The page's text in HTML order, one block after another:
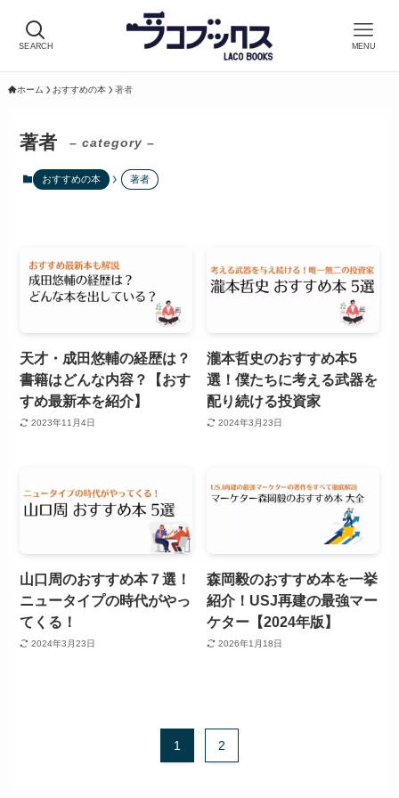
SEARCH MENU
ホーム おすすめの本 著者
著者 – category –
おすすめの本 著者
天才・成田悠輔の経歴は？
書籍はどんな内容？【おす
すめ最新本を紹介】
2023年11月4日
瀧本哲史のおすすめ本5
選！僕たちに考える武器を
配り続ける投資家
2024年3月23日
山口周のおすすめ本７選！
ニュータイプの時代がやっ
てくる！
2024年3月23日
森岡毅のおすすめ本を一挙
紹介！USJ再建の最強マー
ケター【2024年版】
2026年1月18日
1 2